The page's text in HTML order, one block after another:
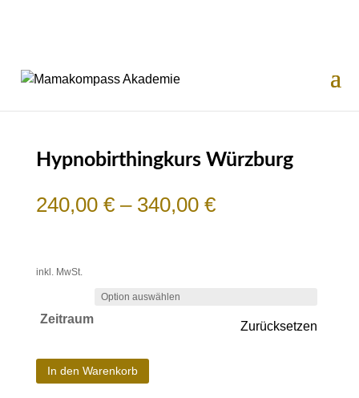
Hypnobirthingkurs Würzburg
240,00 €– 340,00 €
inkl. MwSt.
Zeitraum
Zurücksetzen
In den Warenkorb